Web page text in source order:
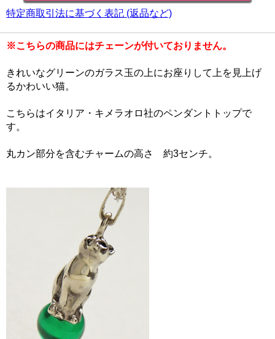
特定商取引法に基づく表記 (返品など)
※こちらの商品にはチェーンが付いておりません。
きれいなグリーンのガラス玉の上にお座りして上を見上げ
るかわいい猫。
こちらはイタリア・キメラオロ社のペンダントトップで
す。
丸カン部分を含むチャームの高さ 約3センチ。